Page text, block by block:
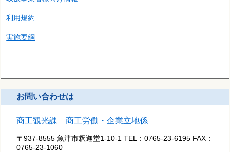
利用規約
実施要綱
お問い合わせは
商工観光課 商工労働・企業立地係
〒937-8555 魚津市釈迦堂1-10-1 TEL：0765-23-6195 FAX：
0765-23-1060